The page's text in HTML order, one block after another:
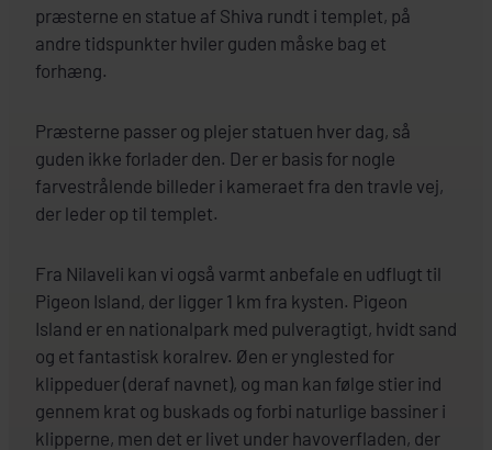
præsterne en statue af Shiva rundt i templet, på
andre tidspunkter hviler guden måske bag et
forhæng.
Præsterne passer og plejer statuen hver dag, så
guden ikke forlader den. Der er basis for nogle
farvestrålende billeder i kameraet fra den travle vej,
der leder op til templet.
Fra Nilaveli kan vi også varmt anbefale en udflugt til
Pigeon Island, der ligger 1 km fra kysten. Pigeon
Island er en nationalpark med pulveragtigt, hvidt sand
og et fantastisk koralrev. Øen er ynglested for
klippeduer (deraf navnet), og man kan følge stier ind
gennem krat og buskads og forbi naturlige bassiner i
klipperne, men det er livet under havoverfladen, der